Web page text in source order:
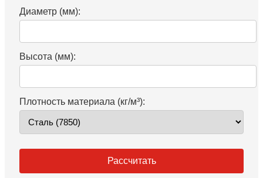
Диаметр (мм):
Высота (мм):
Плотность материала (кг/м³):
Рассчитать